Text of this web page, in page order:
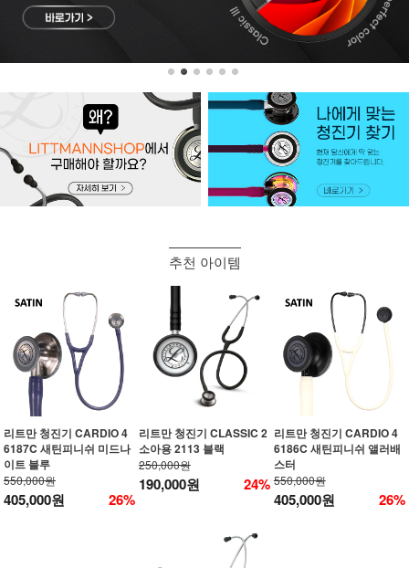
추천 아이템
리트만 청진기 CARDIO 4
6187C 새틴피니쉬 미드나
이트 블루
550,000원
405,000원 26%
리트만 청진기 CLASSIC 2
소아용 2113 블랙
250,000원
190,000원 24%
리트만 청진기 CARDIO 4
6186C 새틴피니쉬 앨러배
스터
550,000원
405,000원 26%